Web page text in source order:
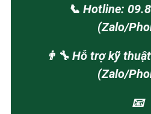
📞 Hotline:
(Zalo/
👨‍🔧 Hỗ trợ kỹ
(Zalo/
📧